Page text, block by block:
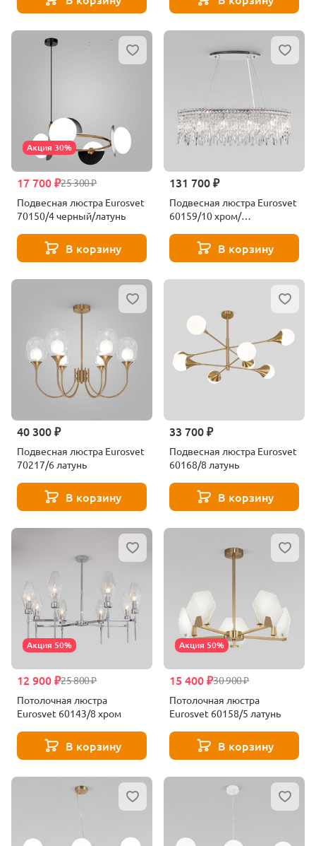
Акция 30%
25 300 ₽
17 700 ₽
Подвесная люстра Eurosvet
70150/4 черный/латунь
В корзину
131 700 ₽
Подвесная люстра Eurosvet
60159/10 хром/
Strotskis
В корзину
40 300 ₽
Подвесная люстра Eurosvet
70217/6 латунь
В корзину
33 700 ₽
Подвесная люстра Eurosvet
60168/8 латунь
В корзину
Акция 50%
25 800 ₽
12 900 ₽
Потолочная люстра
Eurosvet 60143/8 хром
В корзину
Акция 50%
30 900 ₽
15 400 ₽
Потолочная люстра
Eurosvet 60158/5 латунь
В корзину